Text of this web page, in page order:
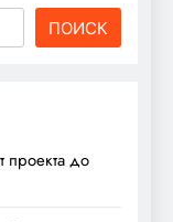
ПОИСК
проекта до